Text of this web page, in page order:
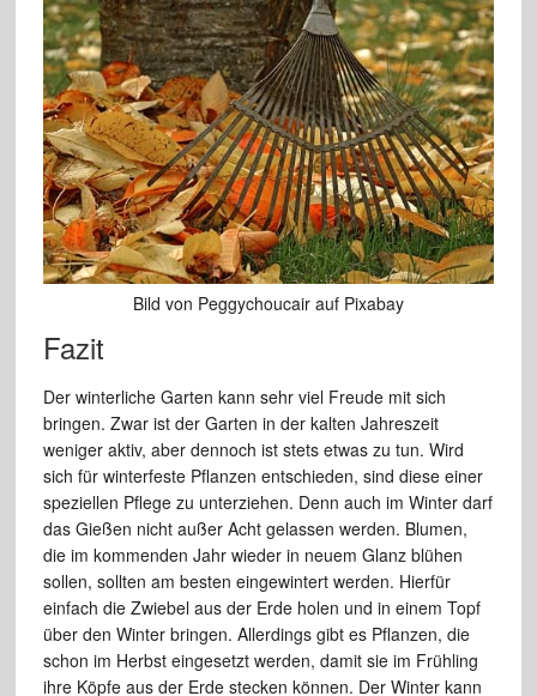
Bild von Peggychoucair auf Pixabay
Fazit
Der winterliche Garten kann sehr viel Freude mit sich
bringen. Zwar ist der Garten in der kalten Jahreszeit
weniger aktiv, aber dennoch ist stets etwas zu tun. Wird
sich für winterfeste Pflanzen entschieden, sind diese einer
speziellen Pflege zu unterziehen. Denn auch im Winter darf
das Gießen nicht außer Acht gelassen werden. Blumen,
die im kommenden Jahr wieder in neuem Glanz blühen
sollen, sollten am besten eingewintert werden. Hierfür
einfach die Zwiebel aus der Erde holen und in einem Topf
über den Winter bringen. Allerdings gibt es Pflanzen, die
schon im Herbst eingesetzt werden, damit sie im Frühling
ihre Köpfe aus der Erde stecken können. Der Winter kann